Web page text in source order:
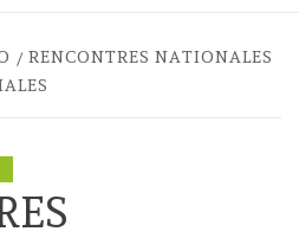
RENCONTRES NATIONALES